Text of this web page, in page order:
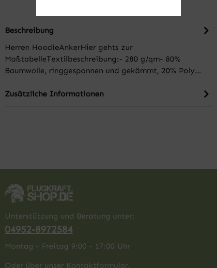
Beschreibung
Herren HoodieAnkerHier gehts zur
MaßtabelleTextilbeschreibung:- 280 g/qm- 80%
Baumwolle, ringgesponnen und gekämmt, 20% Poly…
Zusätzliche Informationen
Unterstützung und Beratung unter:
04952-8972584
Montag - Freitag 9:00 - 17:00 Uhr
Oder über unser Kontaktformular.